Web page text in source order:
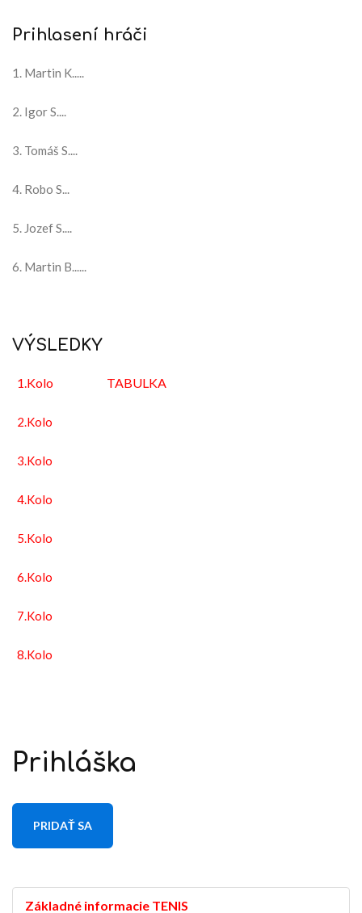
Prihlasení hráči
1. Martin K.....
2. Igor S....
3. Tomáš S....
4. Robo S...
5. Jozef S....
6. Martin B......
VÝSLEDKY
1.Kolo TABULKA
2.Kolo
3.Kolo
4.Kolo
5.Kolo
6.Kolo
7.Kolo
8.Kolo
Prihláška
PRIDAŤ SA
Základné informacie TENIS